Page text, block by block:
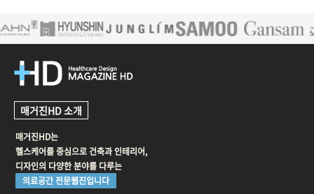
매거진HD 소개
매거진HD는
헬스케어를 중심으로 건축과 인테리어,
디자인의 다양한 분야를 다루는
의료공간 전문웹진입니다